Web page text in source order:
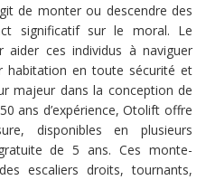
de monter ou descendre des
significatif sur le moral. Le
ces individus à naviguer
habitation en toute sécurité et
majeur dans la conception de
ans d’expérience, Otolift offre
disponibles en plusieurs
de 5 ans. Ces monte-
escaliers droits, tournants,